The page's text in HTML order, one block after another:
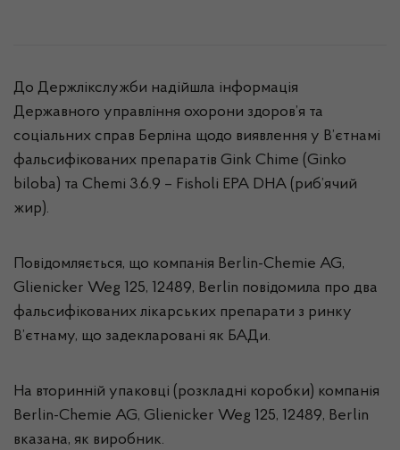
До Держлікслужби надійшла інформація
Державного управління охорони здоров’я та
соціальних справ Берліна щодо виявлення у В’єтнамі
фальсифікованих препаратів Gink Chime (Ginko
biloba) та Chemi 3.6.9 – Fisholi EPA DHA (риб’ячий
жир).
Повідомляється, що компанія Berlin-Chemie AG,
Glienicker Weg 125, 12489, Berlin повідомила про два
фальсифікованих лікарських препарати з ринку
В’єтнаму, що задекларовані як БАДи.
На вторинній упаковці (розкладні коробки) компанія
Berlin-Chemie AG, Glienicker Weg 125, 12489, Berlin
вказана, як виробник.